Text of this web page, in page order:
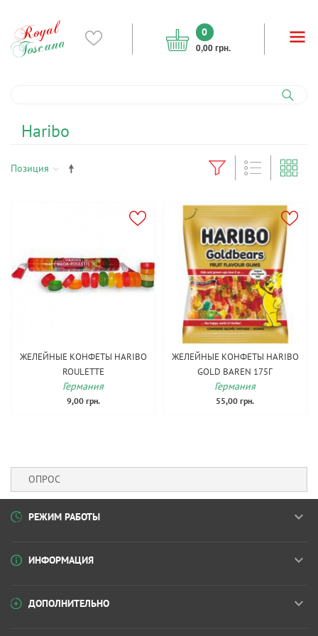
0
0,00 грн.
Haribo
Позиция
ЖЕЛЕЙНЫЕ КОНФЕТЫ HARIBO
ROULETTE
Германия
9,00 грн.
ЖЕЛЕЙНЫЕ КОНФЕТЫ HARIBO
GOLD BAREN 175Г
Германия
55,00 грн.
ОПРОС
РЕЖИМ РАБОТЫ
ИНФОРМАЦИЯ
ДОПОЛНИТЕЛЬНО